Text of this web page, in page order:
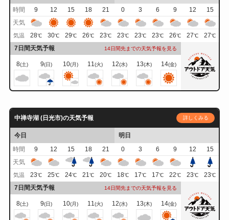
時間
9 12 15 18 21 0 3 6 9 12
15
天気
気温 28℃ 30℃ 29℃ 26℃ 23℃ 23℃ 23℃ 23℃ 26℃ 27℃ 27℃
7日間天気予報 14日間先までの天気予報を見る
8(土) 9(日) 10(月) 11(火) 12(水) 13(木) 14(金)
中禅寺湖 (日光市)の天気予報 詳しくみる
今日
明日
時間
9 12 15 18 21 0 3 6 9 12
15
天気
気温 23℃ 25℃ 24℃ 21℃ 20℃ 18℃ 17℃ 17℃ 22℃ 23℃ 23℃
7日間天気予報 14日間先までの天気予報を見る
8(土) 9(日) 10(月) 11(火) 12(水) 13(木) 14(金)